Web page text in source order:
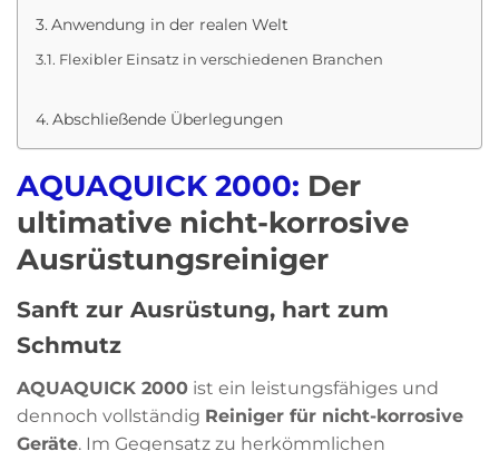
Anwendung in der realen Welt
Flexibler Einsatz in verschiedenen Branchen
Abschließende Überlegungen
AQUAQUICK 2000: Der
ultimative nicht-korrosive
Ausrüstungsreiniger
Sanft zur Ausrüstung, hart zum
Schmutz
AQUAQUICK 2000 ist ein leistungsfähiges und
dennoch vollständig Reiniger für nicht-korrosive
Geräte. Im Gegensatz zu herkömmlichen